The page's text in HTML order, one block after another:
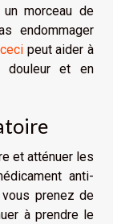
morceau de
endommager
ceci peut aider à
douleur et en
et atténuer les
anti-
prenez de
à prendre le